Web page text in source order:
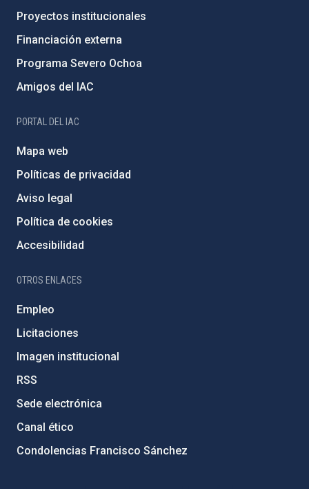
Proyectos institucionales
Financiación externa
Programa Severo Ochoa
Amigos del IAC
PORTAL DEL IAC
Mapa web
Políticas de privacidad
Aviso legal
Política de cookies
Accesibilidad
OTROS ENLACES
Empleo
Licitaciones
Imagen institucional
RSS
Sede electrónica
Canal ético
Condolencias Francisco Sánchez